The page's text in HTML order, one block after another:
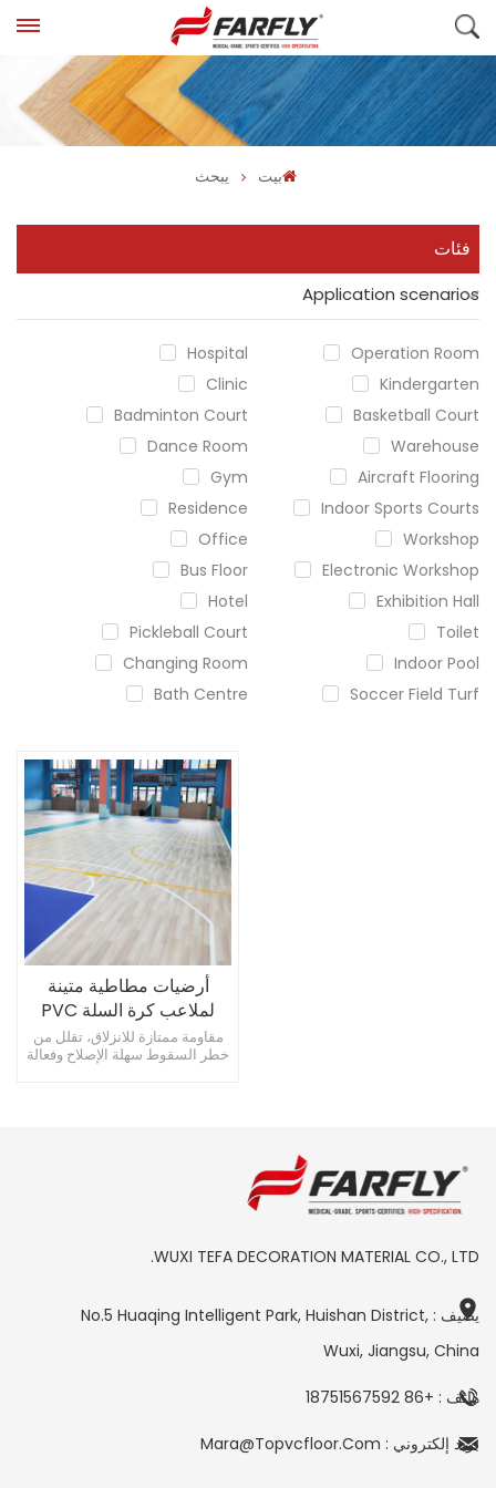
بيت يبحث
فئات
Application scenarios
Hospital
Operation Room
Clinic
Kindergarten
Badminton Court
Basketball Court
Dance Room
Warehouse
Gym
Aircraft Flooring
Residence
Indoor Sports Courts
Office
Workshop
Bus Floor
Electronic Workshop
Hotel
Exhibition Hall
Pickleball Court
Toilet
Changing Room
Indoor Pool
Bath Centre
Soccer Field Turf
أرضيات مطاطية متينة
لملاعب كرة السلة PVC
مقاس 8 مم
مقاومة ممتازة للانزلاق، تقلل من
خطر السقوط سهلة الإصلاح وفعالة
WUXI TEFA DECORATION MATERIAL CO., LTD.
يضيف : No.5 Huaqing Intelligent Park, Huishan District,
Wuxi, Jiangsu, China
هاتف : +86 18751567592
بريد إلكتروني : Mara@topvcfloor.com